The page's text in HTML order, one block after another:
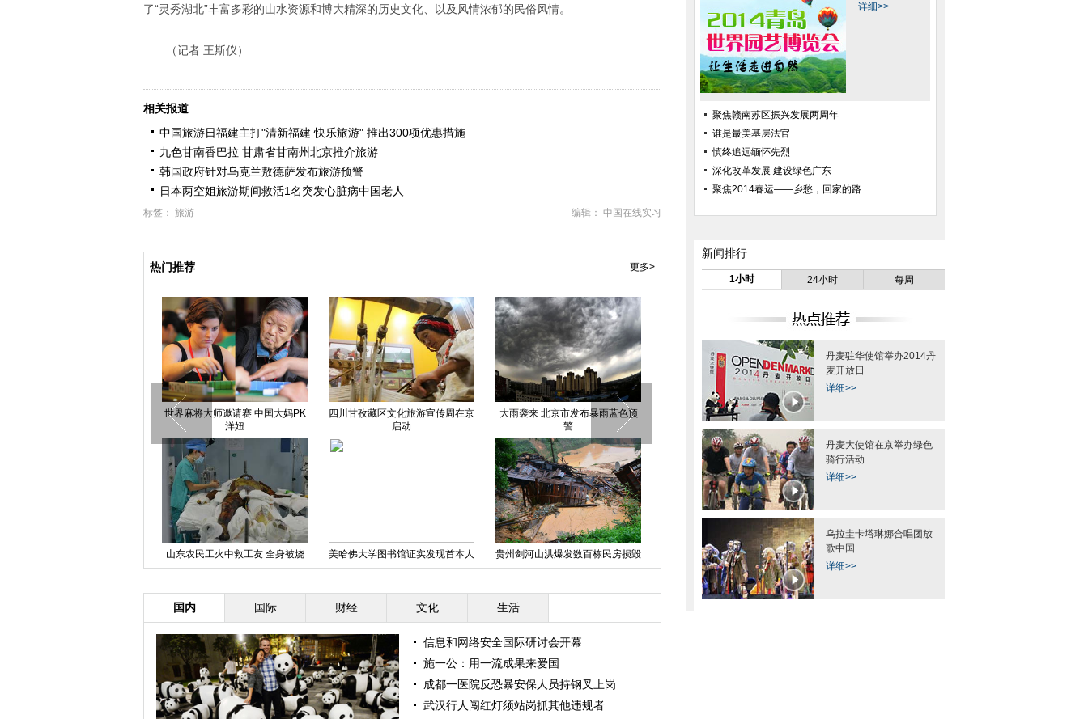
了“灵秀湖北”丰富多彩的山水资源和博大精深的历史文化、以及风情浓郁的民俗风情。
（记者 王斯仪）
相关报道
中国旅游日福建主打"清新福建 快乐旅游" 推出300项优惠措施
九色甘南香巴拉 甘肃省甘南州北京推介旅游
韩国政府针对乌克兰敖德萨发布旅游预警
日本两空姐旅游期间救活1名突发心脏病中国老人
编辑： 中国在线实习
标签： 旅游
热门推荐 更多>
世界麻将大师邀请赛 中国大妈PK
洋妞
四川甘孜藏区文化旅游宣传周在京
启动
大雨袭来 北京市发布暴雨蓝色预
警
山东农民工火中救工友 全身被烧
伤99%
美哈佛大学图书馆证实发现首本人
皮书 皮肤来自女人背部
贵州剑河山洪爆发数百栋民房损毁
昆明1.2亿私人飞机开卖 云南富豪
福州道路塌陷犹如“天坑”
重庆车展惊现“啦叭车” 周身装音响
国内 国际 财经 文化 生活
信息和网络安全国际研讨会开幕
施一公：用一流成果来爱国
成都一医院反恐暴安保人员持钢叉上岗
武汉行人闯红灯须站岗抓其他违规者
详细>>
聚焦赣南苏区振兴发展两周年
谁是最美基层法官
慎终追远缅怀先烈
深化改革发展 建设绿色广东
聚焦2014春运——乡愁，回家的路
新闻排行
1小时 24小时 每周
丹麦驻华使馆举办2014丹
麦开放日
详细>>
丹麦大使馆在京举办绿色
骑行活动
详细>>
乌拉圭卡塔琳娜合唱团放
歌中国
详细>>